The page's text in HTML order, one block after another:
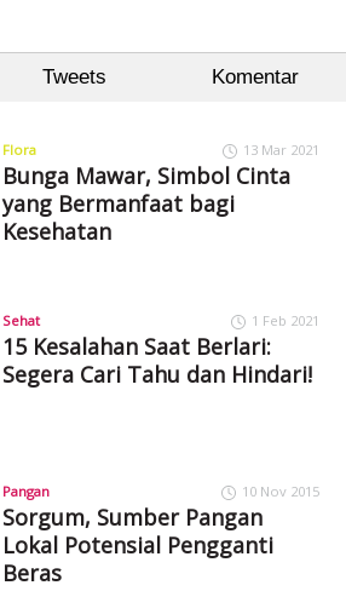
Tweets Komentar
Flora 13 Mar 2021
Bunga Mawar, Simbol Cinta
yang Bermanfaat bagi
Kesehatan
Sehat 1 Feb 2021
15 Kesalahan Saat Berlari:
Segera Cari Tahu dan Hindari!
Pangan 10 Nov 2015
Sorgum, Sumber Pangan
Lokal Potensial Pengganti
Beras